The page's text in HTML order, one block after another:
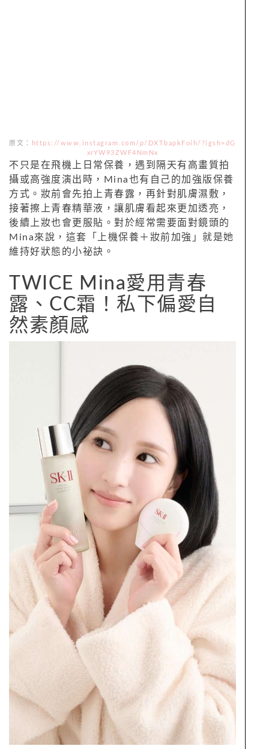
原文：
https://www.instagram.com/p/DXTbapkFoih/?igsh=dG
xrYW93ZWF4NmNx
不只是在飛機上日常保養，遇到隔天有高畫質拍
攝或高強度演出時，Mina也有自己的加強版保養
方式。妝前會先拍上青春露，再針對肌膚濕敷，
接著擦上青春精華液，讓肌膚看起來更加透亮，
後續上妝也會更服貼。對於經常需要面對鏡頭的
Mina來說，這套「上機保養＋妝前加強」就是她
維持好狀態的小祕訣。
TWICE Mina愛用青春
露、CC霜！私下偏愛自
然素顏感